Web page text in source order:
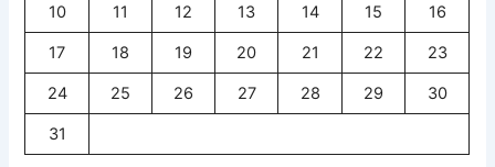
10 11 12 13 14 15 16
17 18 19 20 21 22 23
24 25 26 27 28 29 30
31